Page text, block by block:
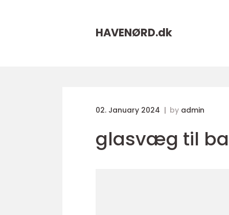
HAVENØRD.dk
02. January 2024 by admin
glasvæg til